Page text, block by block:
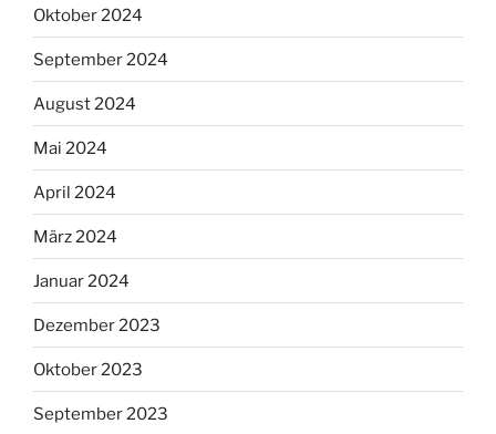
Oktober 2024
September 2024
August 2024
Mai 2024
April 2024
März 2024
Januar 2024
Dezember 2023
Oktober 2023
September 2023